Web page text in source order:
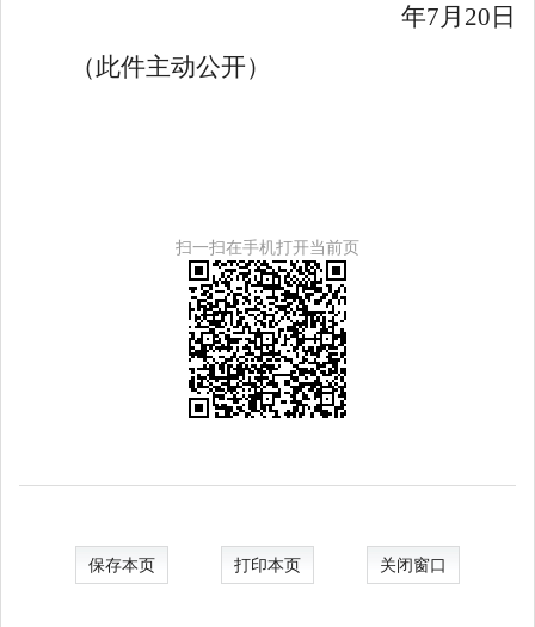
年7 月 20 日
（此件主动公开）
扫一扫在手机打开当前页
保存本页 打印本页 关闭窗口